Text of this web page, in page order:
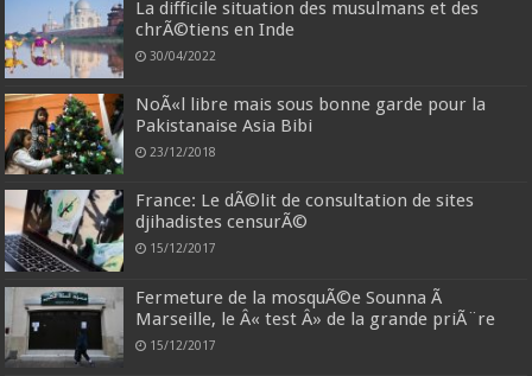
La difficile situation des musulmans et des
chrÃ©tiens en Inde
30/04/2022
NoÃ«l libre mais sous bonne garde pour la
Pakistanaise Asia Bibi
23/12/2018
France: Le dÃ©lit de consultation de sites
djihadistes censurÃ©
15/12/2017
Fermeture de la mosquÃ©e Sounna Ã
Marseille, le Â« test Â» de la grande priÃ¨re
15/12/2017